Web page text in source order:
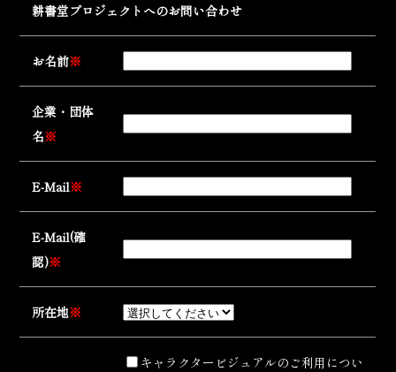
耕書堂プロジェクトへのお問い合わせ
お名前※
企業・団体
名※
E-Mail※
E-Mail(確
認)※
所在地※
キャラクタービジュアルのご利用につい